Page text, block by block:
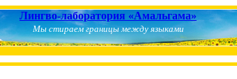
Лингво-лаборатория «Амальгама»
Мы стираем границы между языками